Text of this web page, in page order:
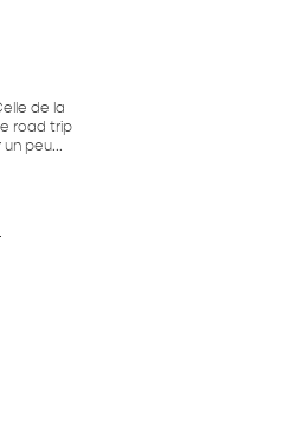
de la
road trip
peu...